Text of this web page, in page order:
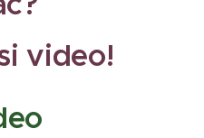
video!